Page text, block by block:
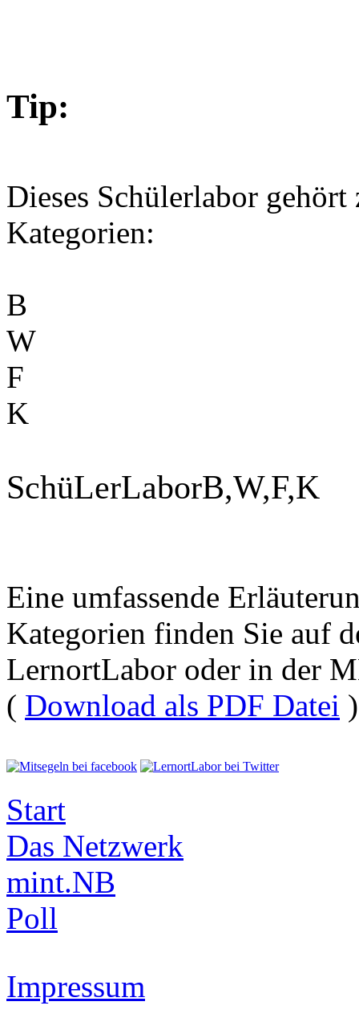
Tip:
Dieses Schülerlabor
Kategorien:
B
W
F
K
SchüLerLaborB,W,F,K
Eine umfassende
Kategorien finden Sie auf
LernortLabor oder in der
( Download als PDF Datei )
Start
Das Netzwerk
mint.NB
Poll
Impressum